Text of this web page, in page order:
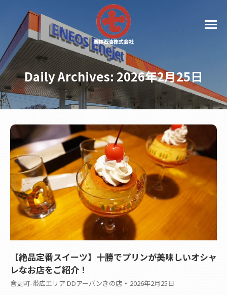
Daily Archives: 2026年2月25日
【絶品定番スイーツ】十勝でプリンが美味しいオシャ
レなお店をご紹介！
音更町-帯広エリア DDアーバンきの店 2026年2月25日